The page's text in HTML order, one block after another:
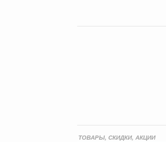
ТОВАРЫ, СКИДКИ, АКЦИИ